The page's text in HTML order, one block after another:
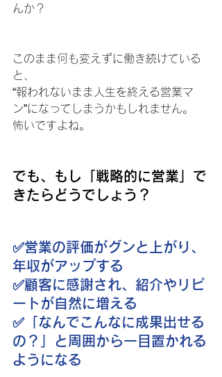
んか？
このまま何も変えずに働き続けている
と、
“報われないまま人生を終える営業マ
ン”になってしまうかもしれません。
怖いですよね。
でも、もし「戦略的に営業」で
きたらどうでしょう？
✅️営業の評価がグンと上がり、
年収がアップする
✅️顧客に感謝され、紹介やリピ
ートが自然に増える
✅️「なんでこんなに成果出せる
の？」と周囲から一目置かれる
ようになる